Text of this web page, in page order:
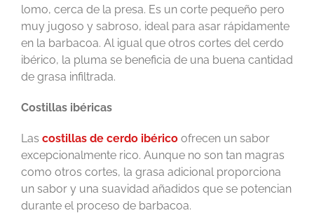
lomo, cerca de la presa. Es un corte pequeño pero
muy jugoso y sabroso, ideal para asar rápidamente
en la barbacoa. Al igual que otros cortes del cerdo
ibérico, la pluma se beneficia de una buena cantidad
de grasa infiltrada.
Costillas ibéricas
Las costillas de cerdo ibérico ofrecen un sabor
excepcionalmente rico. Aunque no son tan magras
como otros cortes, la grasa adicional proporciona
un sabor y una suavidad añadidos que se potencian
durante el proceso de barbacoa.